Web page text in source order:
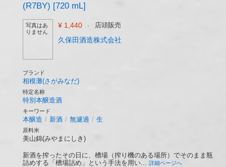
(R7BY) [720 mL]
写真はあ
りません
¥ 1,440 - 店頭販売
久保田酒造株式会社
ブランド
相模灘(さがみなだ)
特定名称
特別本醸造酒
キーワード
本醸造 / 新酒 / 無濾過 / 生
原料米
美山錦(みやまにしき)
新酒を搾ったその日に、槽場（搾り機のある場所）でそのまま瓶
詰めする「槽場詰め」という手法を用い... 詳細ページへ